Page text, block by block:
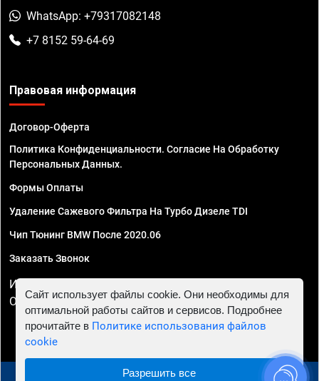
WhatsApp: +79317082148
+7 8152 59-64-69
Правовая информация
Договор-Оферта
Политика Конфиденциальности. Согласие На Обработку
Персональных Данных.
Формы Оплаты
Удаление Сажевого Фильтра На Турбо Дизеле TDI
Чип Тюнинг BMW После 2020.06
Заказать Звонок
ИП Смирнов Георгий Павлович. ИНН 781302555843,
ОГРНИП 324470400032610
© 2010 - 2026 Чип тюнинг в Мурманске - Автосервис
Сайт использует файлы cookie. Они необходимы для
оптимальной работы сайтов и сервисов. Подробнее
прочитайте в Политике использования файлов
cookie
Разрешить все